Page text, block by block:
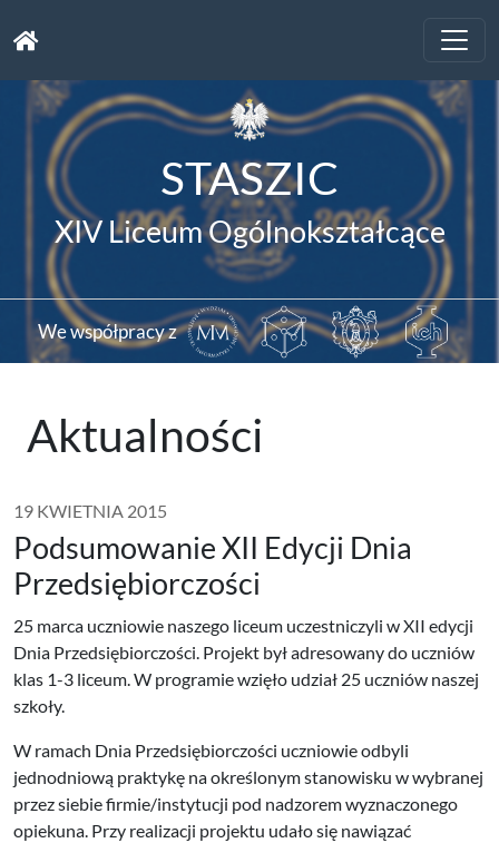
Toggle
STASZIC
XIV Liceum Ogólnokształcące
We współpracy z
Aktualności
19 KWIETNIA 2015
Podsumowanie XII Edycji Dnia
Przedsiębiorczości
25 marca uczniowie naszego liceum uczestniczyli w XII edycji
Dnia Przedsiębiorczości. Projekt był adresowany do uczniów
klas 1-3 liceum. W programie wzięło udział 25 uczniów naszej
szkoły.
W ramach Dnia Przedsiębiorczości uczniowie odbyli
jednodniową praktykę na określonym stanowisku w wybranej
przez siebie firmie/instytucji pod nadzorem wyznaczonego
opiekuna. Przy realizacji projektu udało się nawiązać